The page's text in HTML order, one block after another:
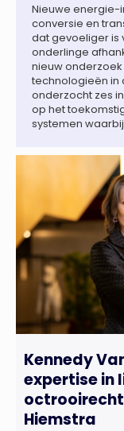
Nieuwe energie-
conversie en
dat gevoeliger is
onderlinge
nieuw onderzoek
technologieën in
onderzocht zes
op het
systemen
Kennedy
expertise in
Hiemstra